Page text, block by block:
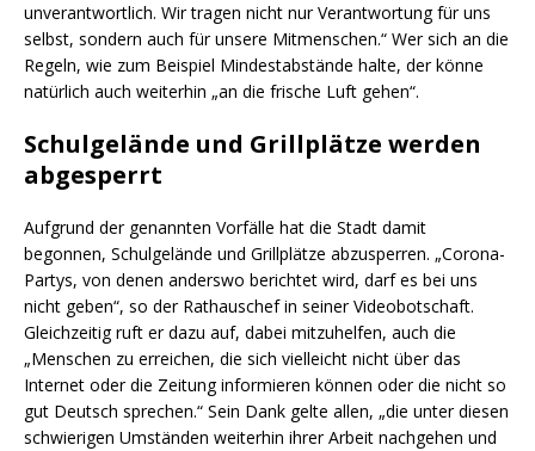
unverantwortlich. Wir tragen nicht nur Verantwortung für uns
selbst, sondern auch für unsere Mitmenschen.“ Wer sich an die
Regeln, wie zum Beispiel Mindestabstände halte, der könne
natürlich auch weiterhin „an die frische Luft gehen“.
Schulgelände und Grillplätze werden
abgesperrt
Aufgrund der genannten Vorfälle hat die Stadt damit
begonnen, Schulgelände und Grillplätze abzusperren. „Corona-
Partys, von denen anderswo berichtet wird, darf es bei uns
nicht geben“, so der Rathauschef in seiner Videobotschaft.
Gleichzeitig ruft er dazu auf, dabei mitzuhelfen, auch die
„Menschen zu erreichen, die sich vielleicht nicht über das
Internet oder die Zeitung informieren können oder die nicht so
gut Deutsch sprechen.“ Sein Dank gelte allen, „die unter diesen
schwierigen Umständen weiterhin ihrer Arbeit nachgehen und